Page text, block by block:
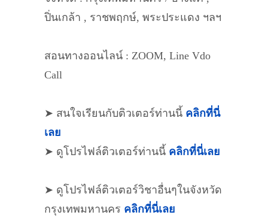
ปิ่นเกล้า , ราชพฤกษ์, พระประแดง ฯลฯ
สอนทางออนไลน์ : ZOOM, Line Vdo
Call
➤ สนใจเรียนกับติวเตอร์ท่านนี้ คลิกที่นี่
เลย
➤ ดูโปรไฟล์ติวเตอร์ท่านนี้ คลิกที่นี่เลย
➤ ดูโปรไฟล์ติวเตอร์วิชาอื่นๆในจังหวัด
กรุงเทพมหานคร คลิกที่นี่เลย